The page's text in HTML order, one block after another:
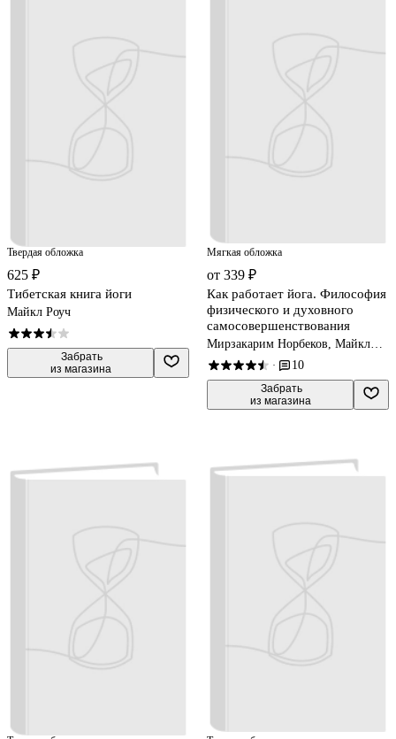
Твердая обложка
625 ₽
Тибетская книга йоги
Майкл Роуч
Забрать
из магазина
Мягкая обложка
от 339 ₽
Как работает йога. Философия
физического и духовного
самосовершенствования
Мирзакарим Норбеков, Майкл
Роуч
· 10
Забрать
из магазина